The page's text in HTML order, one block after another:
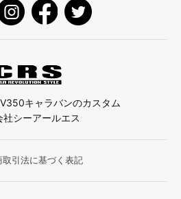
キャラバンのカスタム
社シーアールエス
取引法に基づく表記